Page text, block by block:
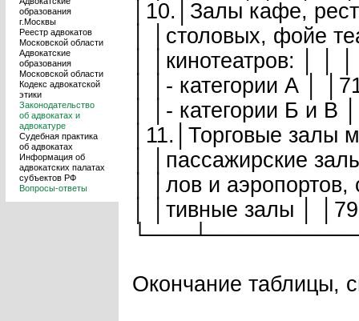
образования
г.Москвы
Реестр адвокатов
Московской области
Адвокатские
образования
Московской области
Кодекс адвокатской
этики
Законодательство
об адвокатах и
адвокатуре
Судебная практика
об адвокатах
Информация об
адвокатских палатах
субъектов РФ
Вопросы-ответы
│10.│Залы кафе,
│ │столовых, фойе
│ │кинотеатров: │ │
│ │- категории А │
│ │- категории Б и
│11.│Торговые
│ │пассажирские
│ │лов и
│ │тивные залы │
Окончание таблицы,